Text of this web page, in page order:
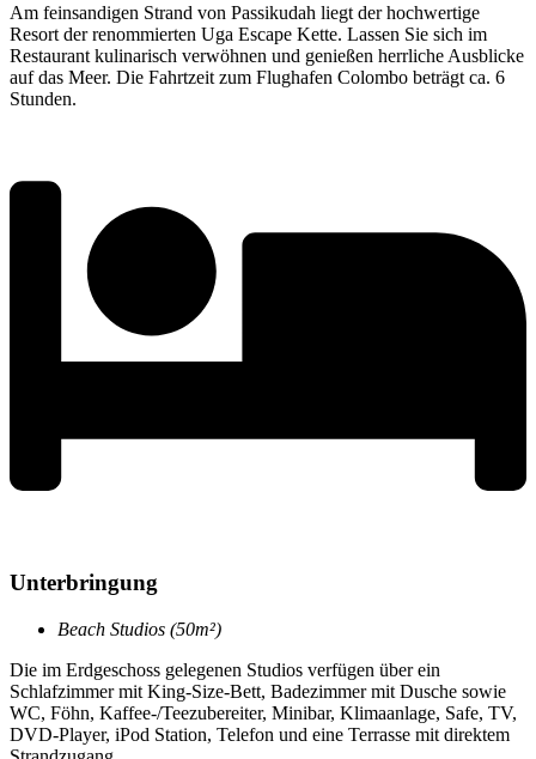
Am feinsandigen Strand von Passikudah liegt der hochwertige
Resort der renommierten Uga Escape Kette. Lassen Sie sich im
Restaurant kulinarisch verwöhnen und genießen herrliche Ausblicke
auf das Meer. Die Fahrtzeit zum Flughafen Colombo beträgt ca. 6
Stunden.
Unterbringung
Beach Studios (50m²)
Die im Erdgeschoss gelegenen Studios verfügen über ein
Schlafzimmer mit King-Size-Bett, Badezimmer mit Dusche sowie
WC, Föhn, Kaffee-/Teezubereiter, Minibar, Klimaanlage, Safe, TV,
DVD-Player, iPod Station, Telefon und eine Terrasse mit direktem